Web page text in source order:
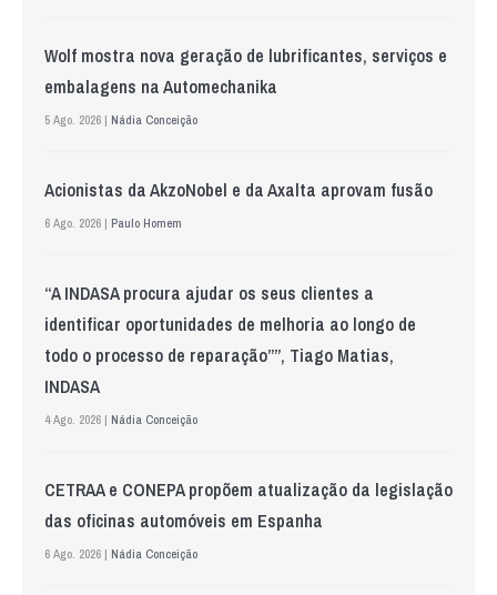
Wolf mostra nova geração de lubrificantes, serviços e
embalagens na Automechanika
5 Ago. 2026 | Nádia Conceição
Acionistas da AkzoNobel e da Axalta aprovam fusão
6 Ago. 2026 | Paulo Homem
“A INDASA procura ajudar os seus clientes a
identificar oportunidades de melhoria ao longo de
todo o processo de reparação””, Tiago Matias,
INDASA
4 Ago. 2026 | Nádia Conceição
CETRAA e CONEPA propõem atualização da legislação
das oficinas automóveis em Espanha
6 Ago. 2026 | Nádia Conceição